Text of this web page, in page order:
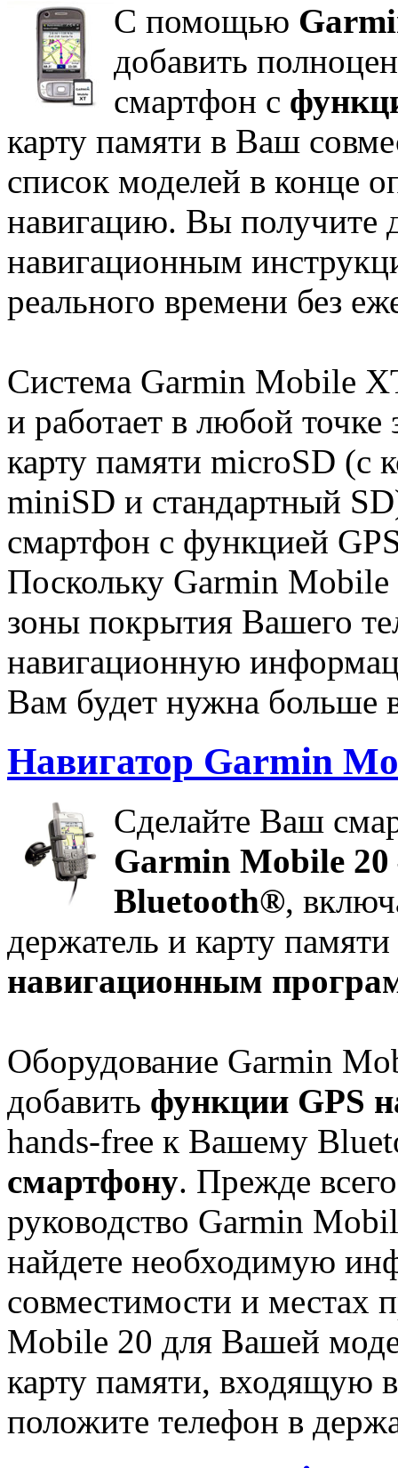
С помощью
добавить
смартфон с
карту памяти в Ваш
список моделей в конце
навигацию. Вы получите
навигационным
реального времени без
Система Garmin Mobile
и работает в любой точке
карту памяти microSD (с
miniSD и стандартный
смартфон с функцией
Поскольку Garmin Mobile
зоны покрытия Вашего
навигационную
Вам будет нужна больше
Навигатор Garmin
Сделайте Ваш
Garmin Mobile
Bluetooth®,
держатель и карту памяти
навигационным
Оборудование Garmin
добавить функции GPS
hands-free к Вашему
смартфону. Прежде
руководство Garmin
найдете необходимую
совместимости и местах
Mobile 20 для Вашей
карту памяти, входящую
положите телефон в